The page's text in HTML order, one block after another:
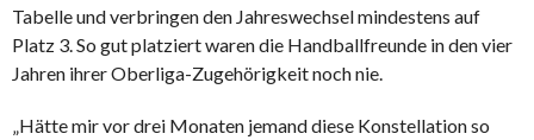
Tabelle und verbringen den Jahreswechsel mindestens auf
Platz 3. So gut platziert waren die Handballfreunde in den vier
Jahren ihrer Oberliga-Zugehörigkeit noch nie.
„Hätte mir vor drei Monaten jemand diese Konstellation so